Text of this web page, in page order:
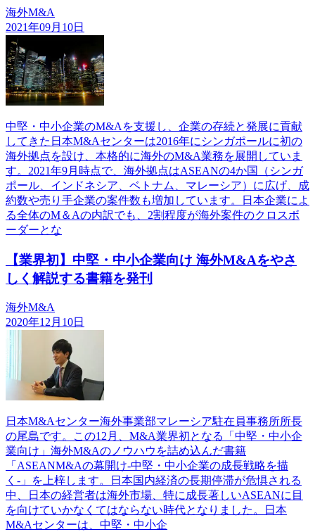
海外M&A
2021年09月10日
中堅・中小企業のM&Aを支援し、企業の存続と発展に貢献
してきた日本M&Aセンターは2016年にシンガポールに初の
海外拠点を設け、本格的に海外のM&A業務を展開していま
す。2021年9月時点で、海外拠点はASEANの4か国（シンガ
ポール、インドネシア、ベトナム、マレーシア）に広げ、成
約数や売り手企業の案件数も増加しています。日本企業によ
る全体のM＆Aの内訳でも、2割程度が海外案件のクロスボ
ーダーとな
【業界初】中堅・中小企業向け 海外M&Aをやさ
しく解説する書籍を発刊
海外M&A
2020年12月10日
日本M&Aセンター海外事業部マレーシア駐在員事務所所長
の尾島です。この12月、M&A業界初となる「中堅・中小企
業向け」海外M&Aのノウハウを詰め込んだ書籍
「ASEANM&Aの幕開け-中堅・中小企業の成長戦略を描
く-」を上梓します。日本国内経済の長期停滞が危惧される
中、日本の経営者は海外市場、特に成長著しいASEANに目
を向けていかなくてはならない時代となりました。日本
M&Aセンターは、中堅・中小企